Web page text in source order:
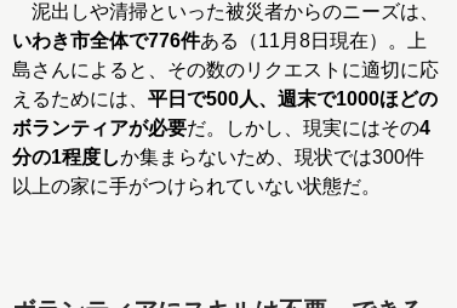
泥出しや清掃といった被災者からのニーズは、
いわき市全体で776件ある（11月8日現在）。上
島さんによると、その数のリクエストに適切に応
えるためには、 平日で500人、週末で1000ほどの
ボランティアが必要だ。しかし、現実にはその4
分の1程度しか集まらないため、現状では300件
以上の家に手がつけられていない状態だ。